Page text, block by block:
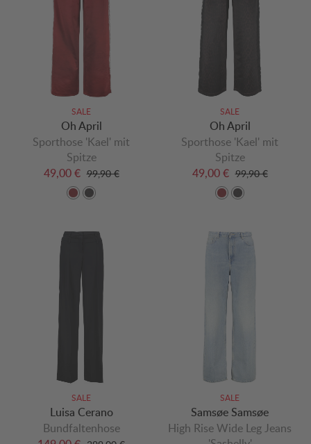
SALE
Oh April
Sporthose 'Kael' mit
Spitze
49,00 € 99,90 €
SALE
Oh April
Sporthose 'Kael' mit
Spitze
49,00 € 99,90 €
SALE
Luisa Cerano
Bundfaltenhose
SALE
Samsøe Samsøe
High Rise Wide Leg Jeans